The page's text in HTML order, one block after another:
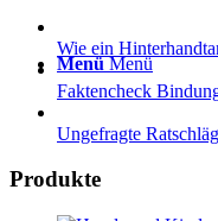
Menü Menü
Wie ein
Faktencheck
Ungefragte
Produkte